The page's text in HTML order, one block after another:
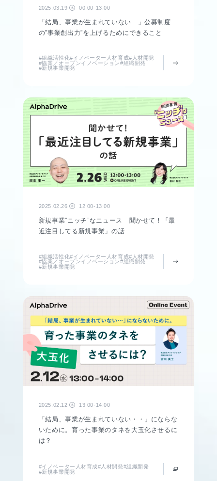
2025.03.19 水 00:00-13:00
「結局、事業が生まれていない…」公募制度
の”事業創出力”を上げるためにできること
#組織活性化#イノベーター人材育成#人材開発
#協業／オープンイノベーション#組織開発
#新規事業開発
2025.02.26 水 12:00-13:00
新規事業”ニッチ”なニュース 聞かせて！「最
近注目してる新規事業」の話
#組織活性化#イノベーター人材育成#人材開発
#協業／オープンイノベーション#組織開発
#新規事業開発
2025.02.12 水 13:00-14:00
「結局、事業が生まれていない・・」にならな
いために。育った事業のタネを大玉化させるに
は？
#イノベーター人材育成#人材開発#組織開発
#新規事業開発